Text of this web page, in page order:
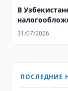
В
31/07/2026
ПОСЛЕДНИЕ